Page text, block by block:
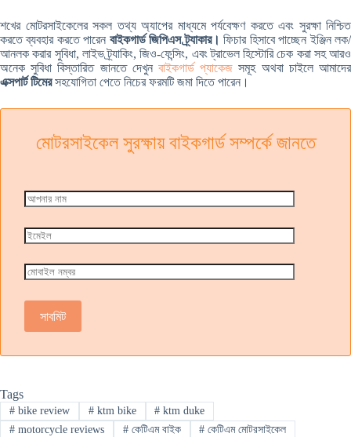
শখের মোটরসাইকেলের সকল তথ্য অ্যাপের মাধ্যমে পর্যবেক্ষণ করতে এবং সুরক্ষা নিশ্চিত
করতে ব্যবহার করতে পারেন বাইকগার্ড জিপিএস ট্র্যাকার। ফিচার হিসাবে পাচ্ছেন ইঞ্জিন লক/
আনলক করার সুবিধা, লাইভ ট্র্যাকিং, জিও-ফেন্সিং, এবং ট্রাভেল হিস্টোরি চেক করা সহ আরও
অনেক সুবিধা বিস্তারিত জানতে দেখুন বাইকগার্ড প্যাকেজ সমূহ অথবা চাইলে আমাদের
এক্সপার্ট টিমেরসহযোগিতা পেতে নিচের ফরমটি জমা দিতে পারেন।
মোটরসাইকেল সুরক্ষায় বাইকগার্ড সম্পর্কে জানতে
Tags
#bike review #ktm bike # ktm duke
#motorcycle reviews #কেটিএম বাইক # কেটিএম মোটরসাইকেল